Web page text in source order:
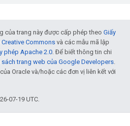
của trang này được cấp phép theo Giấy
Commons và các mẫu mã lập
phép Apache 2.0. Để biết thông tin chi
sách trang web của Google Developers.
Oracle và/hoặc các đơn vị liên kết với
07-19 UTC.